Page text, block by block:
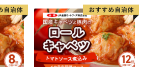
」が町のＰＲをしています。
ス情報番組「キャスト」で「 畑
中義和商店 」” つやの玉 ”が紹介されました！
こんにゃく美肌たおる』×2ｾｯﾄ